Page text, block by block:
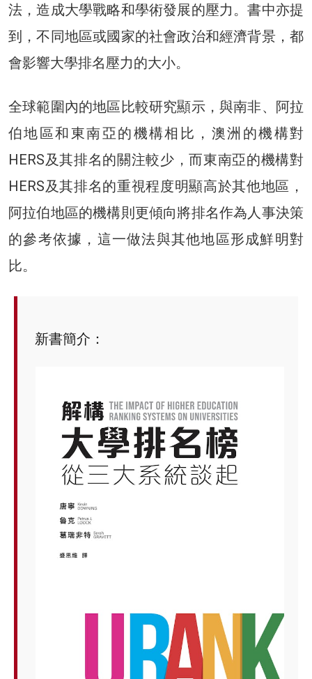
法，造成大學戰略和學術發展的壓力。書中亦提
到，不同地區或國家的社會政治和經濟背景，都
會影響大學排名壓力的大小。
全球範圍內的地區比較研究顯示，與南非、阿拉
伯地區和東南亞的機構相比，澳洲的機構對
HERS及其排名的關注較少，而東南亞的機構對
HERS及其排名的重視程度明顯高於其他地區，
阿拉伯地區的機構則更傾向將排名作為人事決策
的參考依據，這一做法與其他地區形成鮮明對
比。
新書簡介：